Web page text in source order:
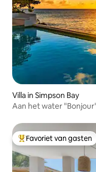
Villa in Simpson Bay
Topfavoriet van gasten
Favoriet van gasten